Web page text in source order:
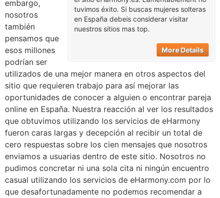
tuvimos éxito. Si buscas mujeres solteras
en España debeis considerar visitar
nuestros sitios mas top.
More Details
embargo,
nosotros
también
pensamos que
esos millones
podrían ser
utilizados de una mejor manera en otros aspectos del
sitio que requieren trabajo para así mejorar las
oportunidades de conocer a alguien o encontrar pareja
online en España. Nuestra reacción al ver los resultados
que obtuvimos utilizando los servicios de eHarmony
fueron caras largas y decepción al recibir un total de
cero respuestas sobre los cien mensajes que nosotros
enviamos a usuarias dentro de este sitio. Nosotros no
pudimos concretar ni una sola cita ni ningún encuentro
casual utilizando los servicios de eHarmony.com por lo
que desafortunadamente no podemos recomendar a